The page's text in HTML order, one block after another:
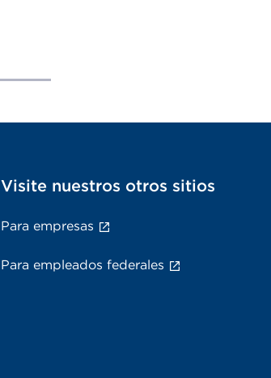
Visite nuestros otros sitios
Para empresas
Para empleados federales